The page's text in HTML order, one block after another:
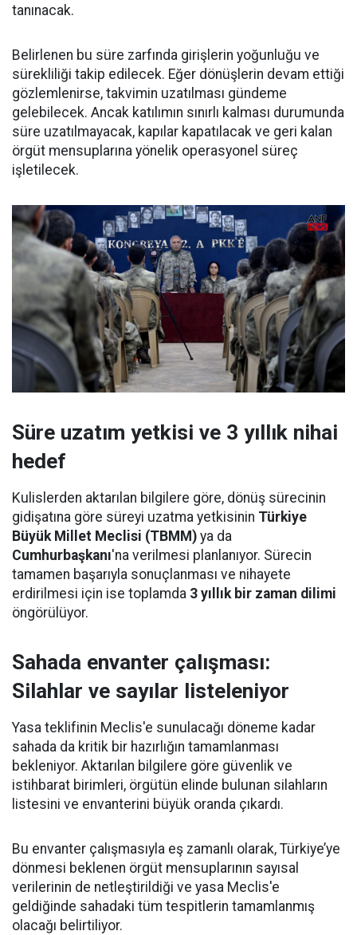
tanınacak.
Belirlenen bu süre zarfında girişlerin yoğunluğu ve
sürekliliği takip edilecek. Eğer dönüşlerin devam ettiği
gözlemlenirse, takvimin uzatılması gündeme
gelebilecek. Ancak katılımın sınırlı kalması durumunda
süre uzatılmayacak, kapılar kapatılacak ve geri kalan
örgüt mensuplarına yönelik operasyonel süreç
işletilecek.
Süre uzatım yetkisi ve 3 yıllık nihai
hedef
Kulislerden aktarılan bilgilere göre, dönüş sürecinin
gidişatına göre süreyi uzatma yetkisinin Türkiye
Büyük Millet Meclisi (TBMM) ya da
Cumhurbaşkanı'na verilmesi planlanıyor. Sürecin
tamamen başarıyla sonuçlanması ve nihayete
erdirilmesi için ise toplamda 3 yıllık bir zaman dilimi
öngörülüyor.
Sahada envanter çalışması:
Silahlar ve sayılar listeleniyor
Yasa teklifinin Meclis'e sunulacağı döneme kadar
sahada da kritik bir hazırlığın tamamlanması
bekleniyor. Aktarılan bilgilere göre güvenlik ve
istihbarat birimleri, örgütün elinde bulunan silahların
listesini ve envanterini büyük oranda çıkardı.
Bu envanter çalışmasıyla eş zamanlı olarak, Türkiye’ye
dönmesi beklenen örgüt mensuplarının sayısal
verilerinin de netleştirildiği ve yasa Meclis'e
geldiğinde sahadaki tüm tespitlerin tamamlanmış
olacağı belirtiliyor.